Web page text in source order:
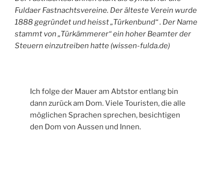
Fuldaer Fastnachtsvereine. Der älteste Verein wurde
1888 gegründet und heisst „Türkenbund“ . Der Name
stammt von „Türkämmerer“ ein hoher Beamter der
Steuern einzutreiben hatte (wissen-fulda.de)
Ich folge der Mauer am Abtstor entlang bin
dann zurück am Dom. Viele Touristen, die alle
möglichen Sprachen sprechen, besichtigen
den Dom von Aussen und Innen.